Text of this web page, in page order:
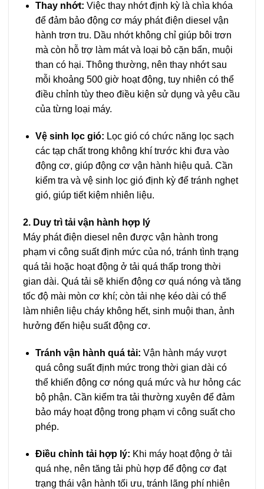
Thay nhớt: Việc thay nhớt định kỳ là chìa khóa
để đảm bảo động cơ máy phát điện diesel vận
hành trơn tru. Dầu nhớt không chỉ giúp bôi trơn
mà còn hỗ trợ làm mát và loại bỏ cặn bẩn, muội
than có hại. Thông thường, nên thay nhớt sau
mỗi khoảng 500 giờ hoạt động, tuy nhiên có thể
điều chỉnh tùy theo điều kiện sử dụng và yêu cầu
của từng loại máy.
Vệ sinh lọc gió: Lọc gió có chức năng lọc sạch
các tạp chất trong không khí trước khi đưa vào
động cơ, giúp động cơ vận hành hiệu quả. Cần
kiểm tra và vệ sinh lọc gió định kỳ để tránh nghẹt
gió, giúp tiết kiệm nhiên liệu.
2. Duy trì tải vận hành hợp lý
Máy phát điện diesel nên được vận hành trong
phạm vi công suất định mức của nó, tránh tình trạng
quá tải hoặc hoạt động ở tải quá thấp trong thời
gian dài. Quá tải sẽ khiến động cơ quá nóng và tăng
tốc độ mài mòn cơ khí; còn tải nhẹ kéo dài có thể
làm nhiên liệu cháy không hết, sinh muội than, ảnh
hưởng đến hiệu suất động cơ.
Tránh vận hành quá tải: Vận hành máy vượt
quá công suất định mức trong thời gian dài có
thể khiến động cơ nóng quá mức và hư hỏng các
bộ phận. Cần kiểm tra tải thường xuyên để đảm
bảo máy hoạt động trong phạm vi công suất cho
phép.
Điều chỉnh tải hợp lý: Khi máy hoạt động ở tải
quá nhẹ, nên tăng tải phù hợp để động cơ đạt
trạng thái vận hành tối ưu, tránh lãng phí nhiên